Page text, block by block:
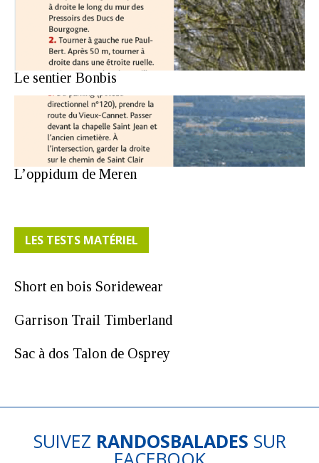
Le sentier Bonbis
L’oppidum de Meren
LES TESTS MATÉRIEL
Short en bois Soridewear
Garrison Trail Timberland
Sac à dos Talon de Osprey
SUIVEZ RANDOSBALADES SUR